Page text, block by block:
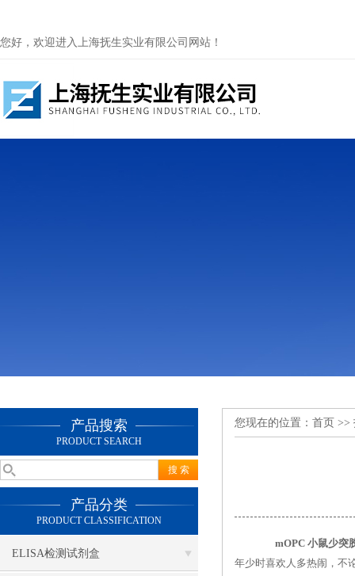
您好，欢迎进入上海抚生实业有限公司网站！
产品搜索
PRODUCT SEARCH
产品分类
PRODUCT CLASSIFICATION
ELISA检测试剂盒
您现在的位置： 首页 >>
mOPC 小鼠少突胶
年少时喜欢人多热闹，不